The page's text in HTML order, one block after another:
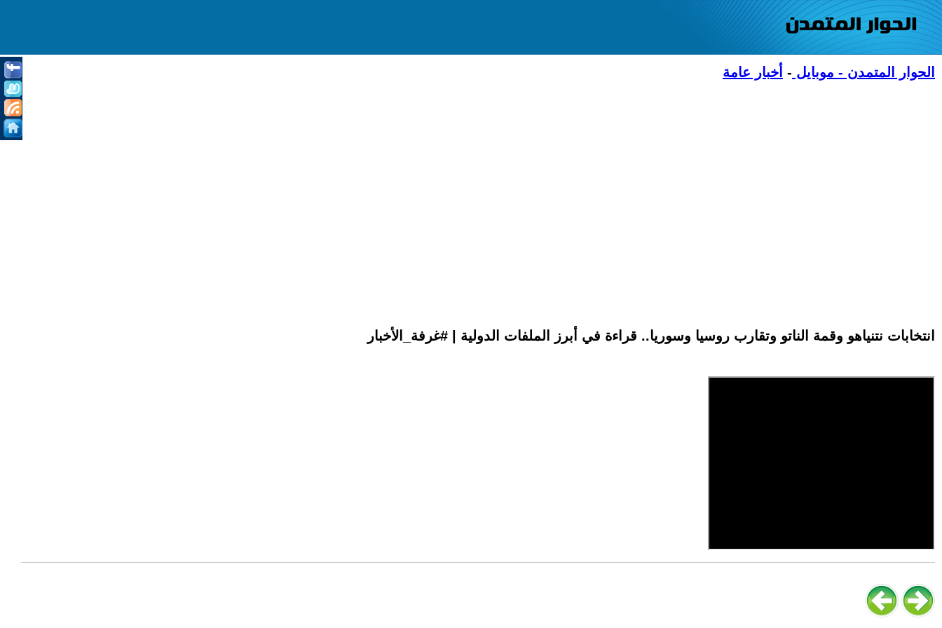
الحوار المتمدن - موبايل - أخبار عامة
انتخابات نتنياهو وقمة الناتو وتقارب روسيا وسوريا.. قراءة في أبرز الملفات الدولية | #غرفة_الأخبار